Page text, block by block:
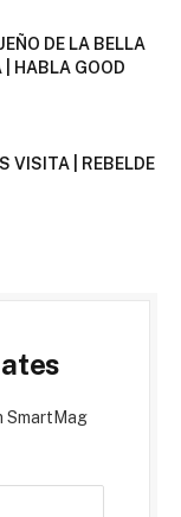
DE LA BELLA
| HABLA GOOD
VISITA | REBELDE
SmartMag